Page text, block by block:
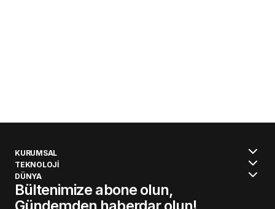
KURUMSAL
TEKNOLOJİ
DÜNYA
Bültenimize abone olun,